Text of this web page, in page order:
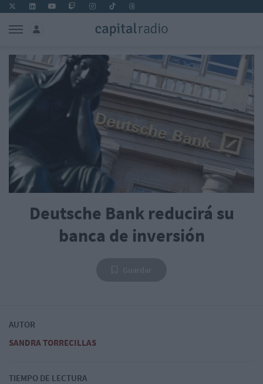
Deutsche Bank reducirá su
banca de inversión
AUTOR
SANDRA TORRECILLAS
TIEMPO DE LECTURA